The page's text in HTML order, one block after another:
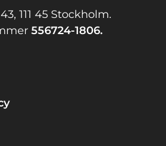
111 45 Stockholm.
556724-1806.